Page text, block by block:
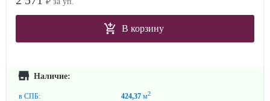
В корзину
Наличие:
в СПБ: 424,37 м2